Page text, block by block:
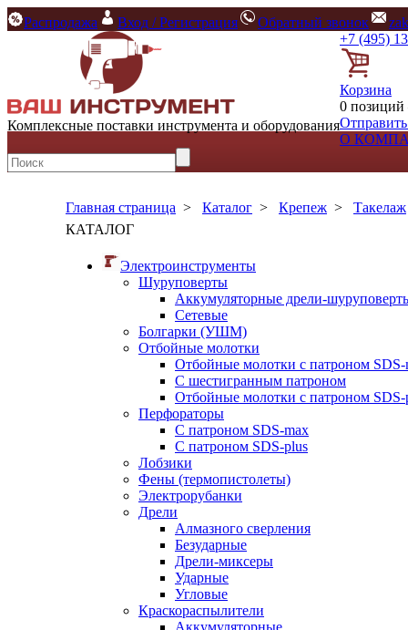
Распродажа Вход / Регистрация Обратный звонок
Комплексные поставки инструмента и оборудования
+7 (495)
Корзина
0 позиций
Отправить
О
Главная страница > Каталог > Крепеж > Такелаж
КАТАЛОГ
Электроинструменты
Шуруповерты
Аккумуляторные дрели-
Сетевые
Болгарки (УШМ)
Отбойные молотки
Отбойные молотки с патроном SDS-
С шестигранным патроном
Отбойные молотки с патроном SDS-
Перфораторы
С патроном SDS-max
С патроном SDS-plus
Лобзики
Фены (термопистолеты)
Электрорубанки
Дрели
Алмазного сверления
Безударные
Дрели-миксеры
Ударные
Угловые
Краскораспылители
Аккумуляторные